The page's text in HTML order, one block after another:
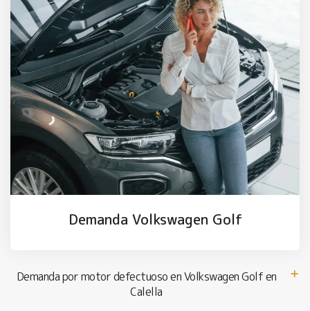
Demanda Volkswagen Golf
Demanda por motor defectuoso en Volkswagen Golf en
Calella